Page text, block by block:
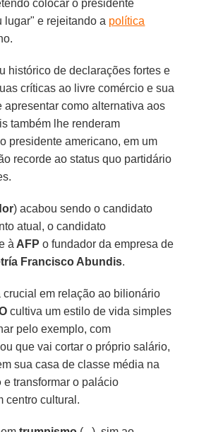
colocar o presidente
lugar" e rejeitando a política
histórico de declarações fortes e
críticas ao livre comércio e sua
apresentar como alternativa aos
também lhe renderam
presidente americano, em um
recorde ao status quo partidário
) acabou sendo o candidato
atual, o candidato
à AFP o fundador da empresa de
Francisco Abundis.
crucial em relação ao bilionário
cultiva um estilo de vida simples
pelo exemplo, com
que vai cortar o próprio salário,
sua casa de classe média na
e transformar o palácio
centro cultural.